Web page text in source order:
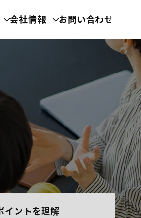
会社情報 お問い合わせ
イントを理解